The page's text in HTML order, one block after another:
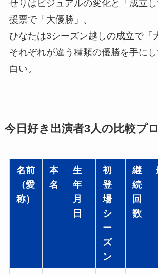
せりはビジュアルの変化と「成立
援票で「大優勝」、
ひなたは3シーズン越しの成立で
それぞれが違う種類の優勝を手に
白い。
今日好き出演者3人の比較プ
名前
（愛
称）
本
名
生
年
月
日
初
登
場
シ
ー
ズ
ン
継
続
回
数